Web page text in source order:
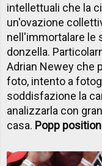
intellettuali che la
un'ovazione
nell'immortalare le
donzella.
Adrian Newey che
foto, intento a
soddisfazione la
analizzarla con
casa. Popp position